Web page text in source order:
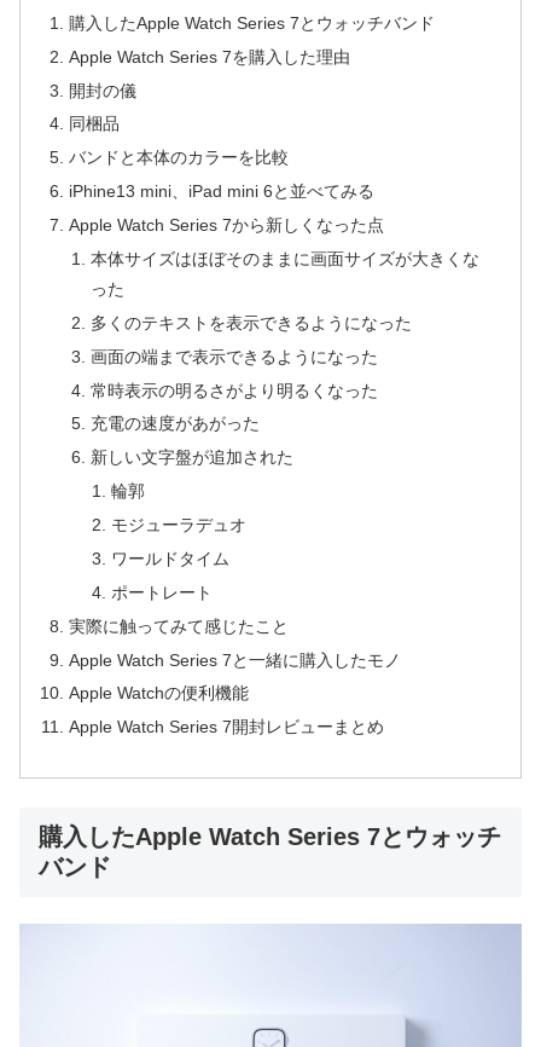
購入したApple Watch Series 7とウォッチバンド
Apple Watch Series 7を購入した理由
開封の儀
同梱品
バンドと本体のカラーを比較
iPhine13 mini、iPad mini 6と並べてみる
Apple Watch Series 7から新しくなった点
本体サイズはほぼそのままに画面サイズが大きくな
った
多くのテキストを表示できるようになった
画面の端まで表示できるようになった
常時表示の明るさがより明るくなった
充電の速度があがった
新しい文字盤が追加された
輪郭
モジューラデュオ
ワールドタイム
ポートレート
実際に触ってみて感じたこと
Apple Watch Series 7と一緒に購入したモノ
Apple Watchの便利機能
Apple Watch Series 7開封レビューまとめ
購入したApple Watch Series 7とウォッチ
バンド